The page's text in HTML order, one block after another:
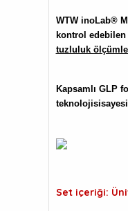
WTW inoLab®
kontrol
tuzluluk
Kapsamlı GLP
Set içeriği: